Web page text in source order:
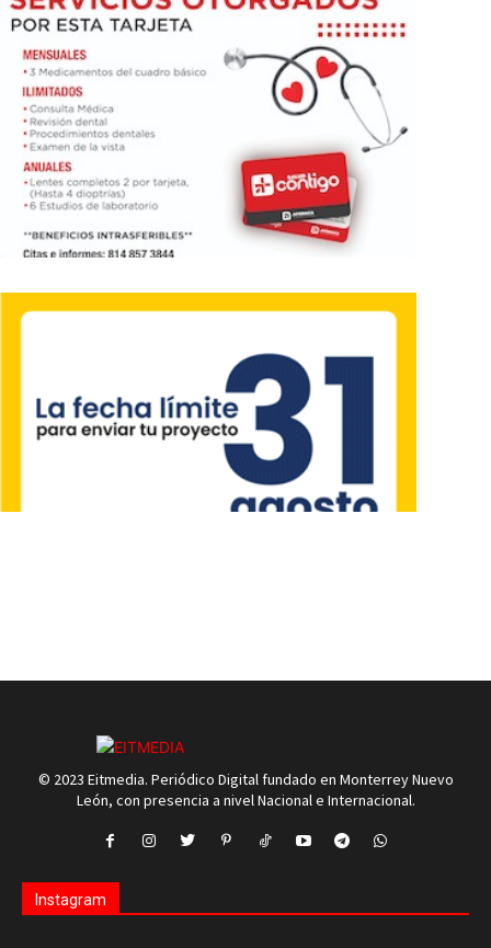
© 2023 Eitmedia. Periódico Digital fundado en Monterrey Nuevo
León, con presencia a nivel Nacional e Internacional.
Instagram